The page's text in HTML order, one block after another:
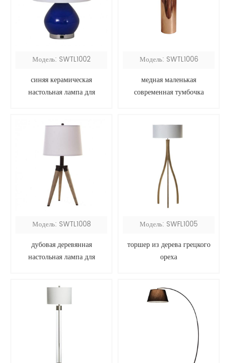
Модель: SWTL1002
синяя керамическая
настольная лампа для
Модель: SWTL1006
медная маленькая
современная тумбочка
Модель: SWTL1008
дубовая деревянная
настольная лампа для
Модель: SWFL1005
торшер из дерева грецкого
ореха